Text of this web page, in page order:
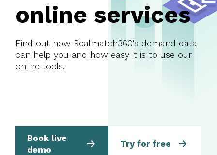
online services
Find out how Realmatch360's demand data
can help you and how easy it is to use our
online tools.
Book live
demo
Try for free